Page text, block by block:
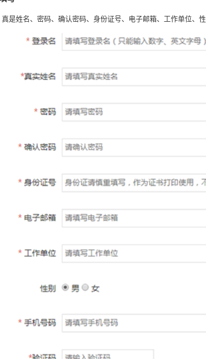
是姓名、密码、确认密码、身份证号、电子邮箱、工作单位、